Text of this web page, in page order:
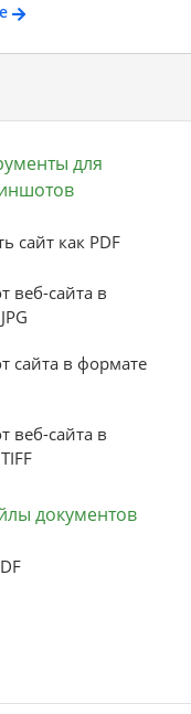
для
сайт как PDF
веб-сайта в
сайта в формате
веб-сайта в
документов